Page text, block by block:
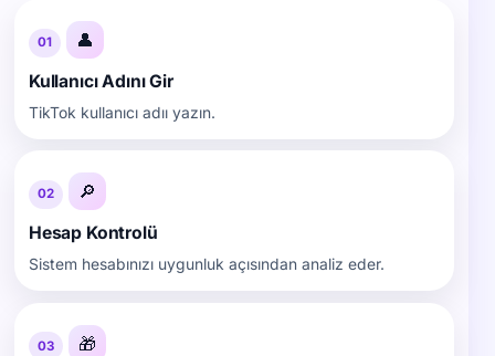
01 👤
Kullanıcı Adını Gir
TikTok kullanıcı adıı yazın.
02 🔎
Hesap Kontrolü
Sistem hesabınızı uygunluk açısından analiz eder.
03 🎁